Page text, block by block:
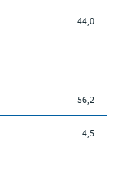
44,0
56,2
4,5